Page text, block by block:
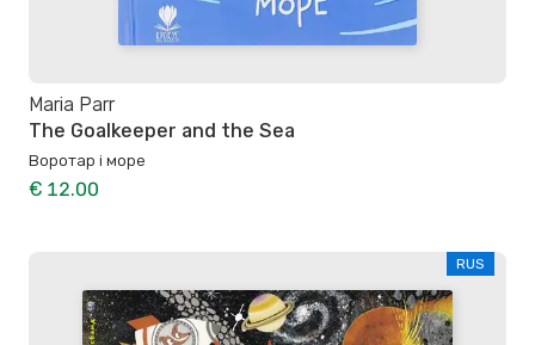
Maria Parr
The Goalkeeper and the Sea
Воротар і море
€ 12.00
RUS